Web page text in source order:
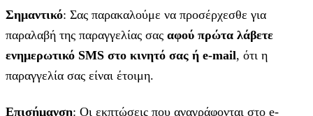
Σημαντικό: Σας παρακαλούμε να προσέρχεσθε για
παραλαβή της παραγγελίας σας αφού πρώτα λάβετε
ενημερωτικό SMS στο κινητό σας ή e-mail, ότι η
παραγγελία σας είναι έτοιμη.
Επισήμανση: Οι εκπτώσεις που αναγράφονται στο e-